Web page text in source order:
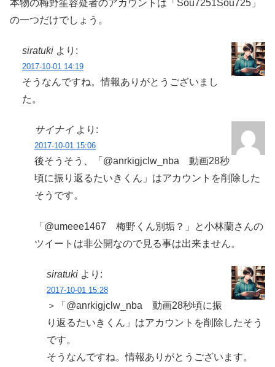
本物の梅野笙容疑者のアカウントは「Sou7251Sou725」
の一つだけでしょう。
siratuki より:
2017-10-01 14:19
そうなんですね。情報ありがとうございまし
た。
サイナイ より:
2017-10-01 15:06
後そうそう、「@anrkigjclw_nba 動画28秒
頃に振り返るたいきくん」はアカウントを削除した
そうです。
「@umeee1467 梅野くん別垢？」と小林蘭さんの
ツイートは非公開なので見る事は出来ません。
siratuki より:
2017-10-01 15:28
＞「@anrkigjclw_nba 動画28秒頃に振
り返るたいきくん」はアカウントを削除したそう
です。
そうなんですね。情報ありがとうございます。